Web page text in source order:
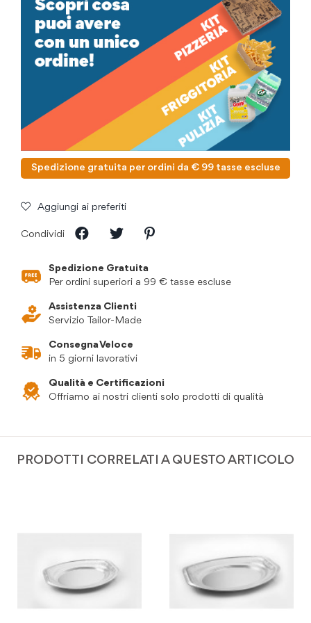
Spedizione gratuita per ordini da € 99 tasse escluse
Aggiungi ai preferiti
Condividi
Spedizione Gratuita
Per ordini superiori a 99 € tasse escluse
Assistenza Clienti
Servizio Tailor-Made
Consegna Veloce
in 5 giorni lavorativi
Qualità e Certificazioni
Offriamo ai nostri clienti solo prodotti di qualità
PRODOTTI CORRELATI A QUESTO ARTICOLO